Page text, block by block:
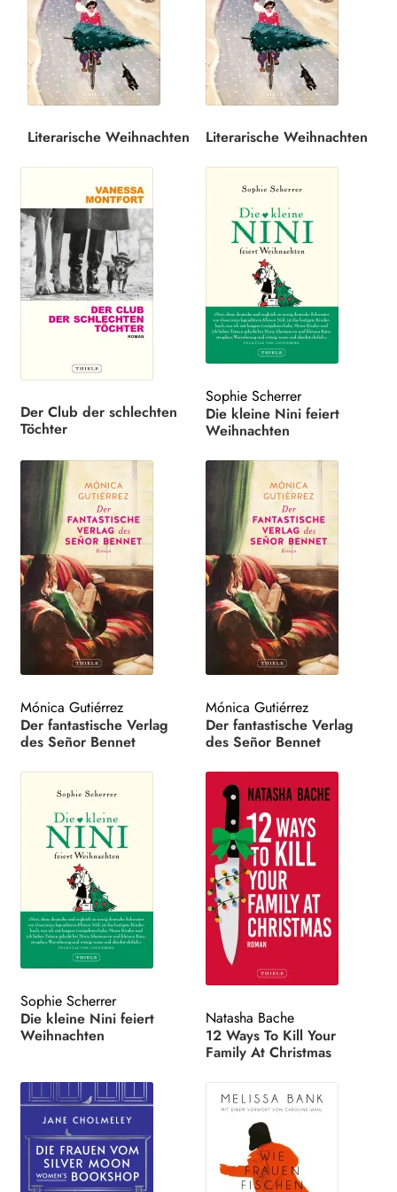
Search:
Literarische Weihnachten Literarische Weihnachten
Der Club der schlechten
Töchter
Sophie Scherrer
Die kleine Nini feiert
Weihnachten
Mónica Gutiérrez
Der fantastische Verlag
des Señor Bennet
Mónica Gutiérrez
Der fantastische Verlag
des Señor Bennet
Sophie Scherrer
Die kleine Nini feiert
Weihnachten
Natasha Bache
12 Ways To Kill Your
Family At Christmas